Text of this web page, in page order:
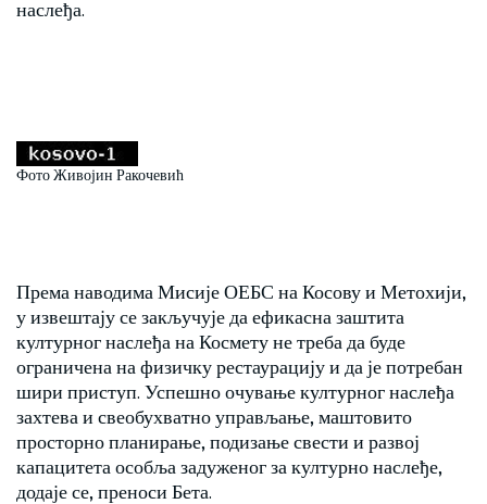
наслеђа.
Фото Живојин Ракочевић
Према наводима Мисије ОЕБС на Косову и Метохији,
у извештају се закључује да ефикасна заштита
културног наслеђа на Космету не треба да буде
ограничена на физичку рестаурацију и да је потребан
шири приступ. Успешно очување културног наслеђа
захтева и свеобухватно управљање, маштовито
просторно планирање, подизање свести и развој
капацитета особља задуженог за културно наслеђе,
додаје се, преноси Бета.